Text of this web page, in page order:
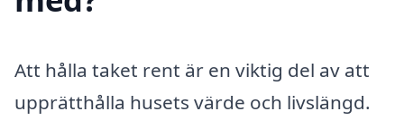
Att hålla taket rent är en viktig del av att
upprätthålla husets värde och livslängd.